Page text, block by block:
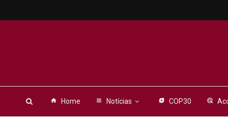
home Home view_headline Notícias energy_savings_leaf COP30 ads_click